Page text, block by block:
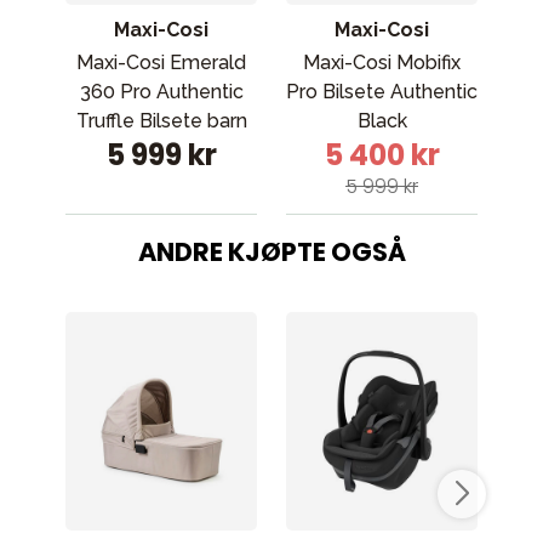
Maxi-Cosi
Maxi-Cosi Emerald
360 Pro Authentic
Truffle Bilsete barn
5 999 kr
Maxi-Cosi
Maxi-Cosi Mobifix
Pro Bilsete Authentic
Black
5 400 kr
5 999 kr
ANDRE KJØPTE OGSÅ